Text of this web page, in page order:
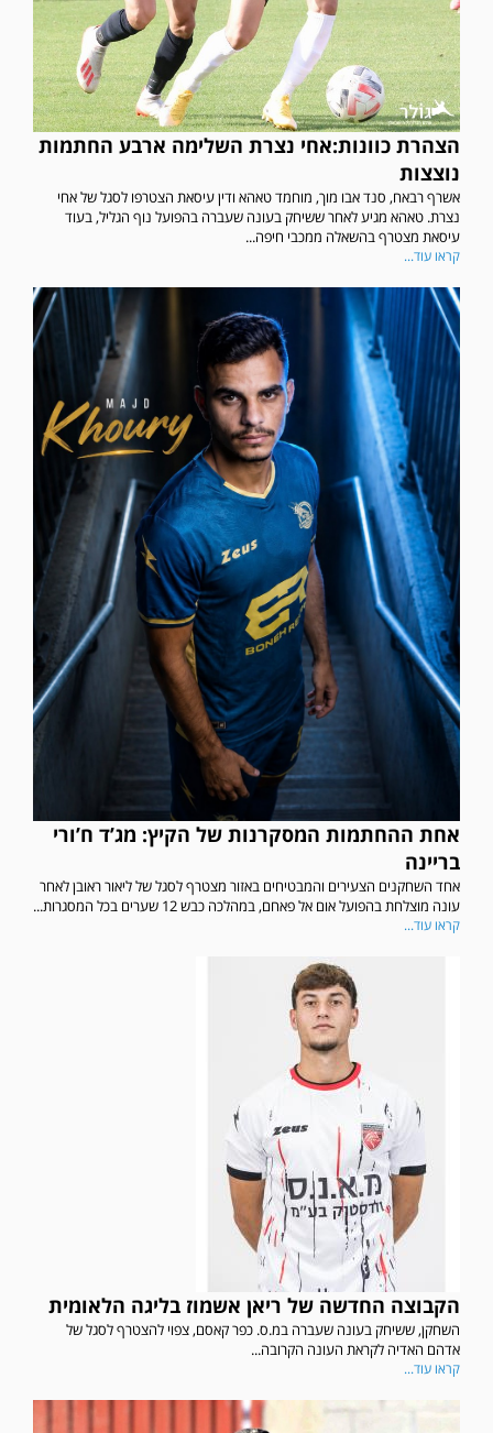
הצהרת כוונות:אחי נצרת השלימה ארבע החתמות
נוצצות
אשרף רבאח, סנד אבו מוך, מוחמד טאהא ודין עיסאת הצטרפו לסגל של אחי
נצרת. טאהא מגיע לאחר ששיחק בעונה שעברה בהפועל נוף הגליל, בעוד
עיסאת מצטרף בהשאלה ממכבי חיפה...
קראו עוד...
אחת ההחתמות המסקרנות של הקיץ: מג’ד ח’ורי
בריינה
אחד השחקנים הצעירים והמבטיחים באזור מצטרף לסגל של ליאור ראובן לאחר
עונה מוצלחת בהפועל אום אל פאחם, במהלכה כבש 12 שערים בכל המסגרות...
קראו עוד...
הקבוצה החדשה של ריאן אשמוז בליגה הלאומית
השחקן, ששיחק בעונה שעברה במ.ס. כפר קאסם, צפוי להצטרף לסגל של
אדהם האדיה לקראת העונה הקרובה...
קראו עוד...